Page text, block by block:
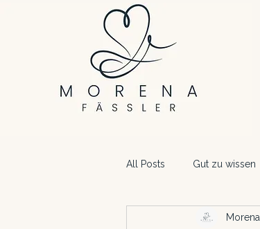
All Posts Gut zu wissen
Morena